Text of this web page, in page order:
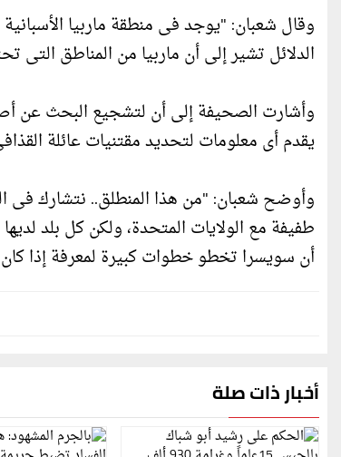
وقال شعبان: "يوجد فى منطقة ماربيا
الدلائل تشير إلى أن ماربيا من المناطق
وأشارت الصحيفة إلى أن لتشجيع البحث عن
يقدم أى معلومات لتحديد مقتنيات عائلة
وأوضح شعبان: "من هذا المنطلق.. نتشارك فى
طفيفة مع الولايات المتحدة، ولكن كل بلد
أن سويسرا تخطو خطوات كبيرة لمعرفة إذا
أخبار ذات صلة